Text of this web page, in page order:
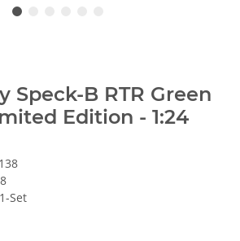
Speck-B RTR Green
Edition - 1:24
Set